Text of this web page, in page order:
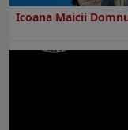
Icoana Maicii